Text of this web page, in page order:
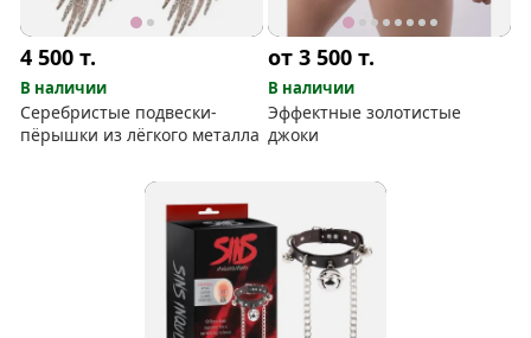
4 500т.
В наличии
Серебристые подвески-
пёрышки из лёгкого металла
от 3 500т.
В наличии
Эффектные золотистые
джоки